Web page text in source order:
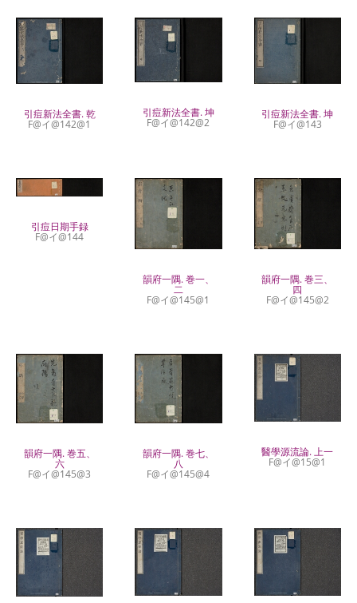
引痘新法全書. 乾
F@イ@142@1
引痘新法全書. 坤
F@イ@142@2
引痘新法全書. 坤
F@イ@143
引痘日期手録
F@イ@144
韻府一隅. 巻一、
二
F@イ@145@1
韻府一隅. 巻三、
四
F@イ@145@2
韻府一隅. 巻五、
六
F@イ@145@3
韻府一隅. 巻七、
八
F@イ@145@4
醫學源流論. 上一
F@イ@15@1